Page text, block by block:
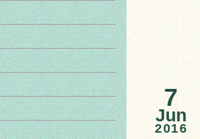
7
Jun
2016